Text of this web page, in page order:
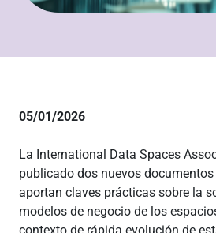
05/01/2026
La International Data Spaces
publicado dos nuevos
aportan claves prácticas sobre la
modelos de negocio de los